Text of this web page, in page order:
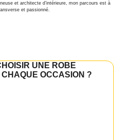
et architecte d’intérieure, mon parcours est à
et passionné.
UNE ROBE
OCCASION ?